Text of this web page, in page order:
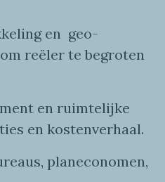
en geo-
reëler te begroten
en ruimtelijke
en kostenverhaal.
planeconomen,